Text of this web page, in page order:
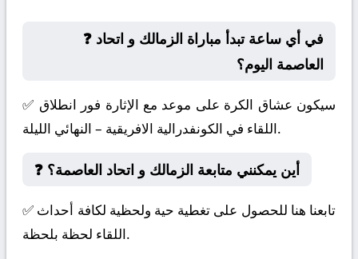
❓ في أي ساعة تبدأ مباراة الزمالك و اتحاد
العاصمة اليوم؟
✅ سيكون عشاق الكرة على موعد مع الإثارة فور انطلاق
اللقاء في الكونفدرالية الافريقية – النهائي الليلة.
❓ أين يمكنني متابعة الزمالك و اتحاد العاصمة؟
✅ تابعنا هنا للحصول على تغطية حية ولحظية لكافة أحداث
اللقاء لحظة بلحظة.